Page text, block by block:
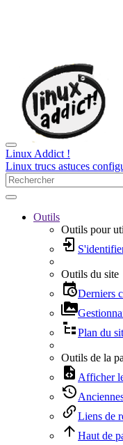
Linux Addict !
Linux trucs astuces
Outils
Outils pour
Outils du site
Derniers
Plan du
Outils de la
Afficher
Liens de
Haut de